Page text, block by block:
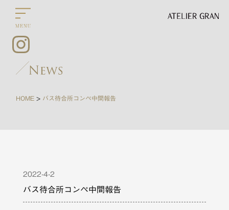
HOME > バス待合所コンペ中間報告
2022-4-2
バス待合所コンペ中間報告